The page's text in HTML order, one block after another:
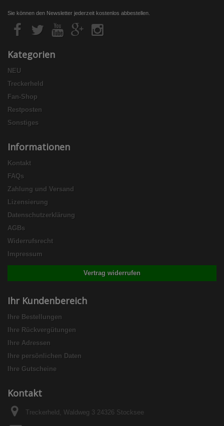
Sie können den Newsletter jederzeit kostenlos abbestellen.
Kategorien
NEU
Treckerheld
Fan-Shop
Restposten
Sonstiges
Informationen
Kontakt
FAQs
Zahlung und Versand
Lizensierung
Datenschutzerklärung
AGBs
Widerrufsrecht
Impressum
Vertrag widerrufen
Ihr Kundenbereich
Ihre Bestellungen
Ihre Rückvergütungen
Ihre Adressen
Ihre persönlichen Daten
Ihre Gutscheine
Kontakt
Treckerheld, Waldweg 3 24326 Stocksee